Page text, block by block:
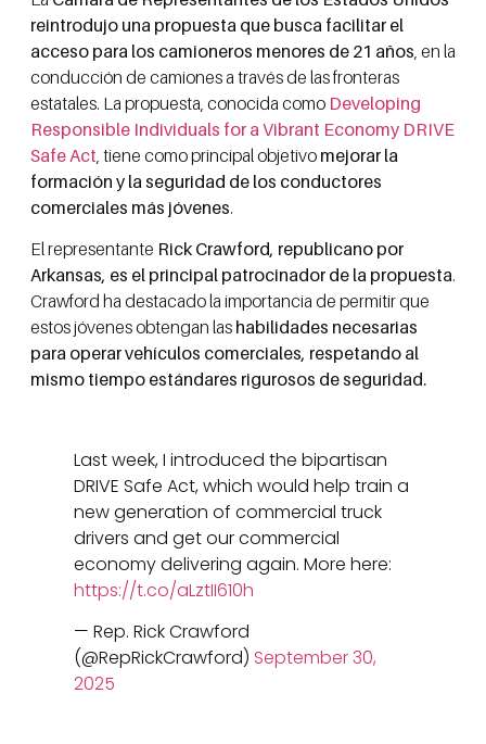
reintrodujo una propuesta que busca facilitar el
acceso para los camioneros menores de 21 años, en la
conducción de camiones a través de las fronteras
estatales. La propuesta, conocida como Developing
Responsible Individuals for a Vibrant Economy DRIVE
Safe Act, tiene como principal objetivo mejorar la
formación y la seguridad de los conductores
comerciales más jóvenes.
El representante Rick Crawford, republicano por
Arkansas, es el principal patrocinador de la propuesta.
Crawford ha destacado la importancia de permitir que
estos jóvenes obtengan las habilidades necesarias
para operar vehículos comerciales, respetando al
mismo tiempo estándares rigurosos de seguridad.
Last week, I introduced the bipartisan
DRIVE Safe Act, which would help train a
new generation of commercial truck
drivers and get our commercial
economy delivering again. More here:
https://t.co/aLztII610h
— Rep. Rick Crawford
(@RepRickCrawford) September 30,
2025